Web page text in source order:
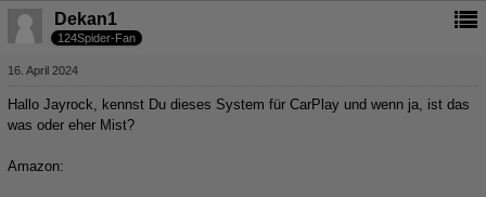
Dekan1
124Spider-Fan
16. April 2024
Hallo Jayrock, kennst Du dieses System für CarPlay und wenn ja, ist das
was oder eher Mist?
Amazon: